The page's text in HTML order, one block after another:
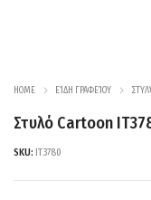
HOME ΕΊΔΗ ΓΡΑΦΕΊΟΥ
Στυλό Cartoon
SKU: IT3780